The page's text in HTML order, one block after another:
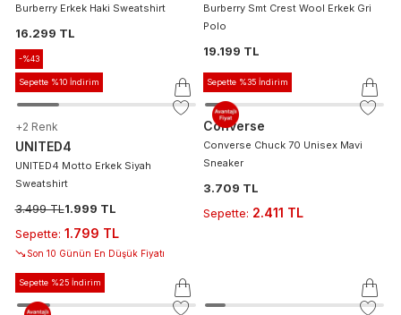
Burberry Erkek Haki Sweatshirt
16.299 TL
Burberry Smt Crest Wool Erkek Gri
Polo
19.199 TL
-%43
Sepette %10 İndirim
+2 Renk
UNITED4
UNITED4 Motto Erkek Siyah
Sweatshirt
3.499 TL1.999 TL
Sepette: 1.799 TL
Son 10 Günün En Düşük Fiyatı
Sepette %35 İndirim
Converse
Converse Chuck 70 Unisex Mavi
Sneaker
3.709 TL
Sepette: 2.411 TL
Sepette %25 İndirim